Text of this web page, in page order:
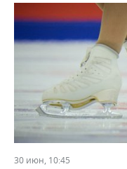
30 июн, 10:45